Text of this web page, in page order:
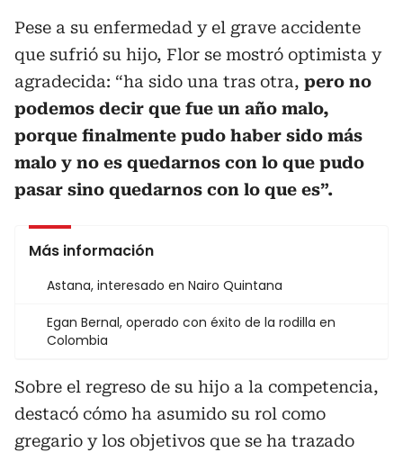
Pese a su enfermedad y el grave accidente
que sufrió su hijo, Flor se mostró optimista y
agradecida: “ha sido una tras otra, pero no
podemos decir que fue un año malo,
porque finalmente pudo haber sido más
malo y no es quedarnos con lo que pudo
pasar sino quedarnos con lo que es”.
Más información
Astana, interesado en Nairo Quintana
Egan Bernal, operado con éxito de la rodilla en
Colombia
Sobre el regreso de su hijo a la competencia,
destacó cómo ha asumido su rol como
gregario y los objetivos que se ha trazado